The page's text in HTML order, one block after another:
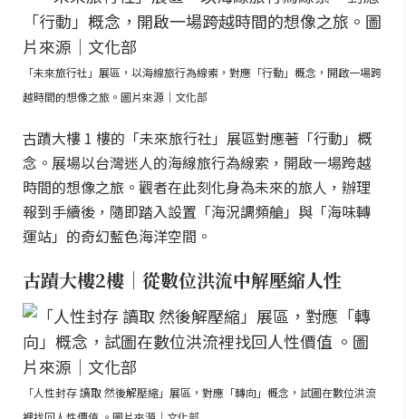
「未來旅行社」展區，以海線旅行為線索，對應「行動」概念，開啟一場跨
越時間的想像之旅。圖片來源｜文化部
古蹟大樓 1 樓的「未來旅行社」展區對應著「行動」概
念。展場以台灣迷人的海線旅行為線索，開啟一場跨越
時間的想像之旅。觀者在此刻化身為未來的旅人，辦理
報到手續後，隨即踏入設置「海況調頻艙」與「海味轉
運站」的奇幻藍色海洋空間。
古蹟大樓2樓｜從數位洪流中解壓縮人性
「人性封存 讀取 然後解壓縮」展區，對應「轉向」概念，試圖在數位洪流